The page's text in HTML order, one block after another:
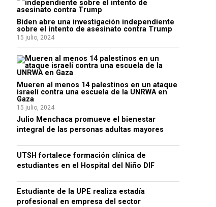
Biden abre una investigación independiente
sobre el intento de asesinato contra Trump
15 julio, 2024
Mueren al menos 14 palestinos en un ataque
israelí contra una escuela de la UNRWA en
Gaza
15 julio, 2024
Julio Menchaca promueve el bienestar
integral de las personas adultas mayores
UTSH fortalece formación clínica de
estudiantes en el Hospital del Niño DIF
Estudiante de la UPE realiza estadía
profesional en empresa del sector